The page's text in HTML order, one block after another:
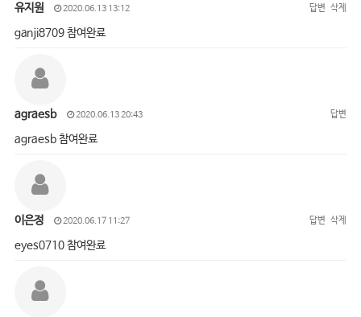
유지원 2020.06.13 13:12 답변 삭제
ganji8709 참여완료
agraesb 2020.06.13 20:43 답변
agraesb 참여완료
이은정 2020.06.17 11:27 답변 삭제
eyes0710 참여완료